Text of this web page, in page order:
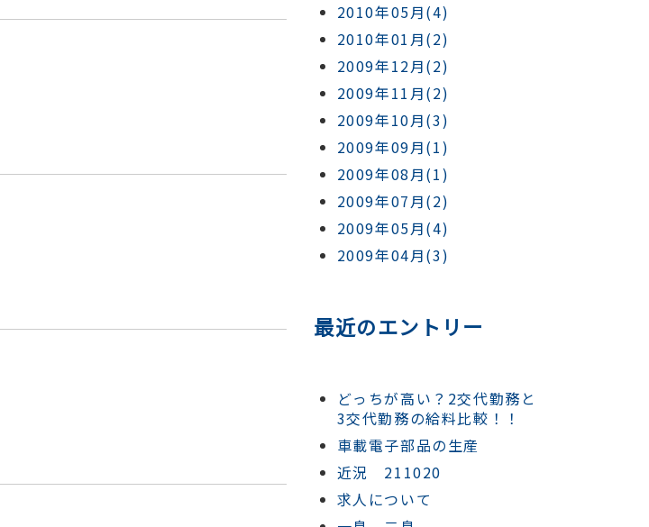
2010年05月(4)
2010年01月(2)
2009年12月(2)
2009年11月(2)
2009年10月(3)
2009年09月(1)
2009年08月(1)
2009年07月(2)
2009年05月(4)
2009年04月(3)
最近のエントリー
どっちが高い？2交代勤務と
3交代勤務の給料比較！！
車載電子部品の生産
近況 211020
求人について